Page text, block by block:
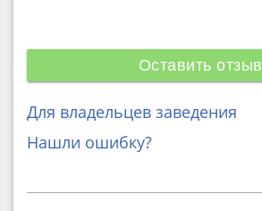
Оставить отзыв
Для владельцев заведения
Нашли ошибку?